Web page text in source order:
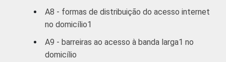
A8 - formas de distribuição do acesso internet
no domicílio1
A9 - barreiras ao acesso à banda larga1 no
domicílio